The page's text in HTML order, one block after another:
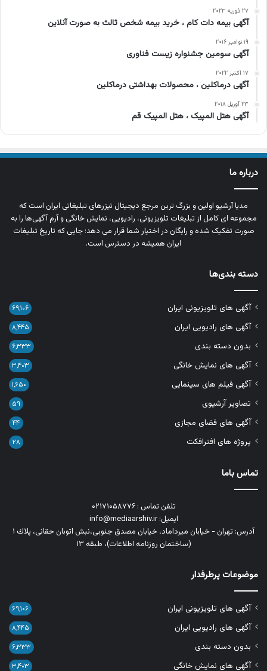
۲۷ فوریه ۲۰۲۳
آگهی بیمه دات کام ، خرید بیمه شخص ثالث به صورت آنلاین
۱۹ نوامبر ۲۰۱۶
آگهی سومین جشنواره زیست فناوری
۱۷ اکتبر ۲۰۲۲
آگهی درماکلین ، محصولات بهداشتی درماکلین
۲۳ آوریل ۲۰۱۸
آگهی هتل المپیک ، هتل المپیک قم
درباره ما
مدیا آرشیو اولین و بزرگ‌ ترین مرجع دیجیتال تیزرهای تبلیغاتی ایران است که
مجموعه‌ ای کامل از تبلیغات تلویزیونی، رادیویی، نمایش خانگی و آرم‌ آگهی‌ها را به‌
صورت تفکیک‌ شده و رایگان در اختیار شما قرار می‌ دهد؛ جایی که تاریخ تبلیغات
ایران همیشه در دسترس است.
دسته بندی‌ها
آگهی های تلویزیونی ایران ۶۹,۱۰۶
آگهی های رادیویی ایران ۸,۴۴۵
بدون دسته بندی ۶,۳۳۳
آگهی های نمایش خانگی ۳,۴۰۳
آگهی فیلم های سینمایی ۱,۶۵۰
تصاویر آرشیوی ۵۹
آگهی های فضای مجازی ۴۴
پروژه های افترافکت ۲۸
تماس باما
تلفن تماس : ۰۲۱۷۱۰۵۸۷۷۶
ایمیل: info@mediaarshiv.ir
آدرس: تهران - خیابان میرداماد، خیابان مصدق جنوبی،نبش اتوبان حقانی، پلاك ١
(ساختمان روزنامه اطلاعات)، طبقه ۱۳
موضوعات پرطرفدار
آگهی های تلویزیونی ایران ۶۹,۱۰۶
آگهی های رادیویی ایران ۸,۴۴۵
بدون دسته بندی ۶,۳۳۳
آگهی های نمایش خانگی ۳,۴۰۳